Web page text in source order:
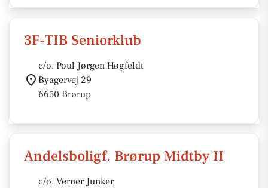
3F-TIB Seniorklub
c/o. Poul Jørgen Høgfeldt
Byagervej 29
6650 Brørup
Andelsboligf. Brørup Midtby II
c/o. Verner Junker